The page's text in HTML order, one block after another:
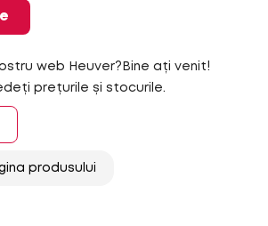
web Heuver?Bine ați venit!
prețurile și stocurile.
produsului